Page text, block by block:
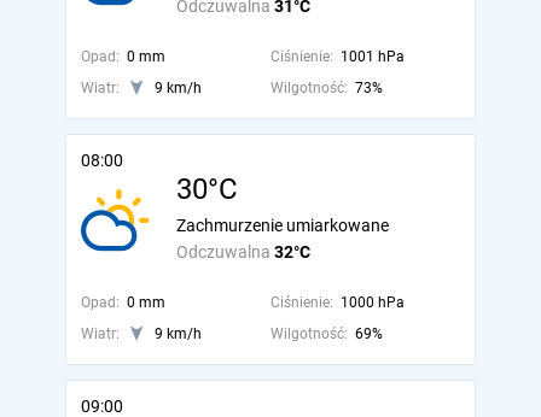
Odczuwalna 31°C
Opad: 0 mm Ciśnienie: 1001 hPa
Wiatr:
9 km/h Wilgotność: 73%
08:00
30°C
Odczuwalna 32°C
Zachmurzenie umiarkowane
Opad: 0 mm Ciśnienie: 1000 hPa
Wiatr:
9 km/h Wilgotność: 69%
09:00